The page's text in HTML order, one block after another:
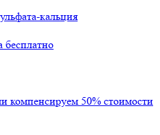
кальция
компенсируем 50% стоимости